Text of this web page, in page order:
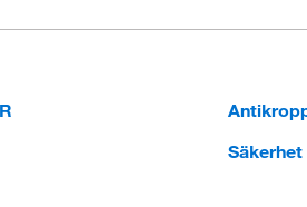
Säkerhet